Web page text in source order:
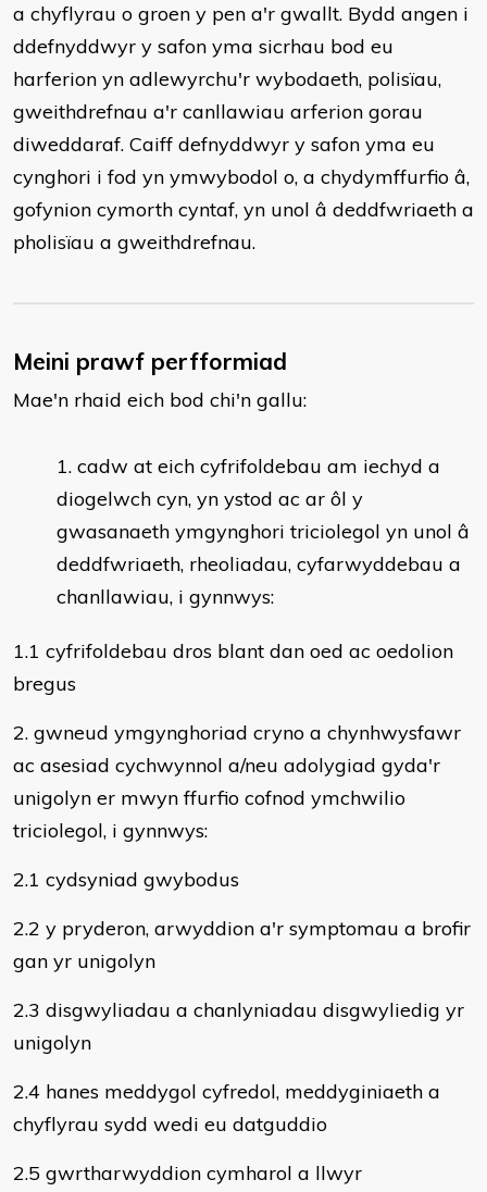
a chyflyrau o groen y pen a'r gwallt. Bydd angen i
ddefnyddwyr y safon yma sicrhau bod eu
harferion yn adlewyrchu'r wybodaeth, polisïau,
gweithdrefnau a'r canllawiau arferion gorau
diweddaraf. Caiff defnyddwyr y safon yma eu
cynghori i fod yn ymwybodol o, a chydymffurfio â,
gofynion cymorth cyntaf, yn unol â deddfwriaeth a
pholisïau a gweithdrefnau.
Meini prawf perfformiad
Mae'n rhaid eich bod chi'n gallu:
cadw at eich cyfrifoldebau am iechyd a
diogelwch cyn, yn ystod ac ar ôl y
gwasanaeth ymgynghori triciolegol yn unol â
deddfwriaeth, rheoliadau, cyfarwyddebau a
chanllawiau, i gynnwys:
1.1 cyfrifoldebau dros blant dan oed ac oedolion
bregus
2. gwneud ymgynghoriad cryno a chynhwysfawr
ac asesiad cychwynnol a/neu adolygiad gyda'r
unigolyn er mwyn ffurfio cofnod ymchwilio
triciolegol, i gynnwys:
2.1 cydsyniad gwybodus
2.2 y pryderon, arwyddion a'r symptomau a brofir
gan yr unigolyn
2.3 disgwyliadau a chanlyniadau disgwyliedig yr
unigolyn
2.4 hanes meddygol cyfredol, meddyginiaeth a
chyflyrau sydd wedi eu datguddio
2.5 gwrtharwyddion cymharol a llwyr